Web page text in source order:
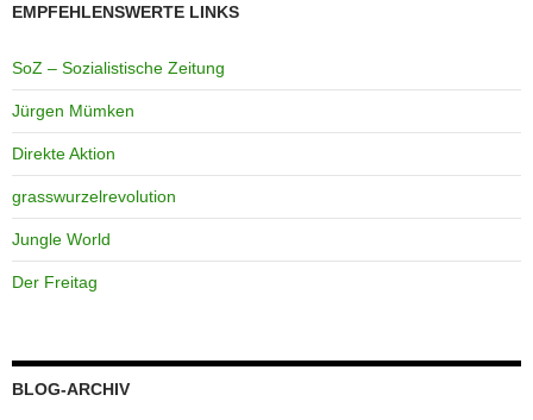
EMPFEHLENSWERTE LINKS
SoZ – Sozialistische Zeitung
Jürgen Mümken
Direkte Aktion
grasswurzelrevolution
Jungle World
Der Freitag
BLOG-ARCHIV